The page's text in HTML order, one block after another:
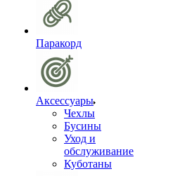
Паракорд
Аксессуары
Чехлы
Бусины
Уход и
обслуживание
Куботаны